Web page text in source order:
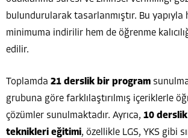
bulundurularak tasarlanmıştır. Bu yapıyla
minimuma indirilir hem de öğrenme
edilir.
Toplamda 21 derslik bir program
grubuna göre farklılaştırılmış içeriklerle
çözümler sunulmaktadır. Ayrıca, 10
teknikleri eğitimi, özellikle LGS, YKS gibi